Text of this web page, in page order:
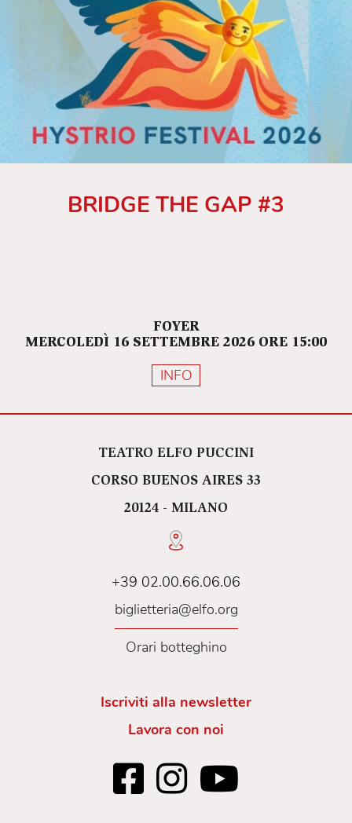
BRIDGE THE GAP #3
FOYER
MERCOLEDÌ 16 SETTEMBRE 2026 ORE 15:00
INFO
TEATRO ELFO PUCCINI
CORSO BUENOS AIRES 33
20124 - MILANO
+39 02.00.66.06.06
biglietteria@elfo.org
Orari botteghino
Iscriviti alla newsletter
Lavora con noi